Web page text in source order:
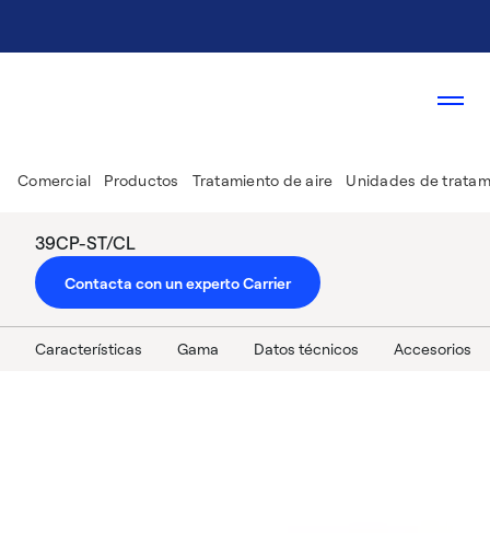
Comercial Productos Tratamiento de aire Unidades de
39CP-ST/CL
Contacta con un experto Carrier
Características Gama Datos técnicos Accesorios